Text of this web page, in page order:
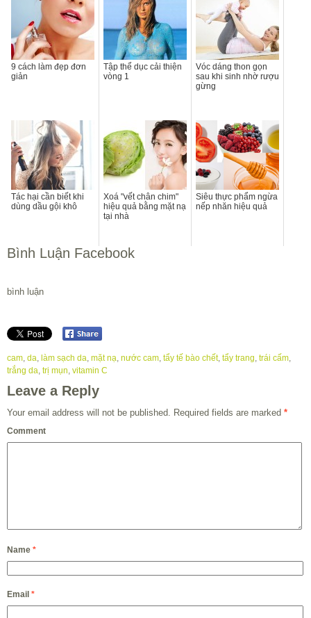
9 cách làm đẹp đơn
giản
Tập thể dục cải thiện
vòng 1
Vóc dáng thon gọn
sau khi sinh nhờ rượu
gừng
Tác hại cần biết khi
dùng dầu gội khô
Xoá "vết chân chim"
hiệu quả bằng mặt nạ
tại nhà
Siêu thực phẩm ngừa
nếp nhăn hiệu quả
Bình Luận Facebook
bình luận
cam da làm sạch da mặt nạ nước cam tẩy tế bào chết, tẩy trang trái cấm
trắng da trị mụn vitamin C
Leave a Reply
Your email address will not be published. Required fields are marked *
Comment
Name *
Email *